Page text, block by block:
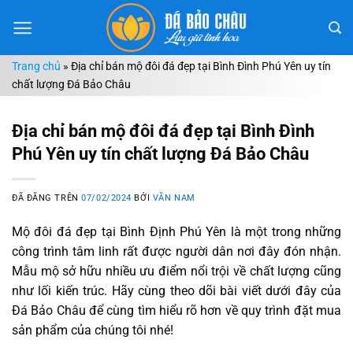
đến
dungTrang chủ » Địa chỉ bán mộ đôi đá đẹp tại Bình Đình Phú Yên uy tín
chất lượng Đá Bảo Châu
Địa chỉ bán mộ đôi đá đẹp tại Bình Đình
Phú Yên uy tín chất lượng Đá Bảo Châu
ĐÃ ĐĂNG TRÊN07/02/2024 BỞI VĂN NAM
Mộ đôi đá đẹp tại Bình Định Phú Yên là một trong những
công trình tâm linh rất được người dân nơi đây đón nhận.
Mẫu mộ sở hữu nhiều ưu điểm nổi trội về chất lượng cũng
như lối kiến trúc. Hãy cùng theo dõi bài viết dưới đây của
Đá Bảo Châu để cùng tìm hiểu rõ hơn về quy trình đặt mua
sản phẩm của chúng tôi nhé!